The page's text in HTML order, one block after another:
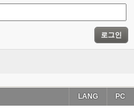
로그인
PC
LANG